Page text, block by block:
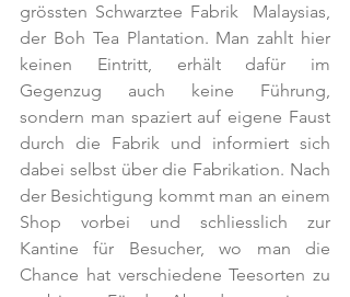
grössten Schwarztee Fabrik  Malaysias,
der Boh Tea Plantation. Man zahlt hier
keinen Eintritt, erhält dafür im
Gegenzug auch keine Führung,
sondern man spaziert auf eigene Faust
durch die Fabrik und informiert sich
dabei selbst über die Fabrikation. Nach
der Besichtigung kommt man an einem
Shop vorbei und schliesslich zur
Kantine für Besucher, wo man die
Chance hat verschiedene Teesorten zu